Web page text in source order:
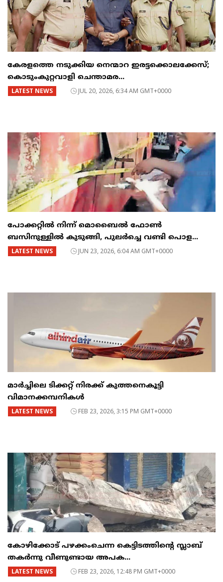
കേരളത്തെ നടുക്കിയ നെന്മാറ ഇരട്ടക്കൊലക്കേസ്;
കൊടുംകുറ്റവാളി ചെന്താമര...
LATEST NEWS JUL 20, 2026, 6:34 AM GMT+0000
പോക്കറ്റിൽ നിന്ന് മൊബൈൽ ഫോൺ
ബസിനുള്ളിൽ കുടുങ്ങി, പുലർച്ചെ വണ്ടി പൊള...
LATEST NEWS JUN 23, 2026, 6:04 AM GMT+0000
മാർച്ചിലെ ടിക്കറ്റ് നിരക്ക് കുത്തനെകൂട്ടി
വിമാനക്കമ്പനികൾ
LATEST NEWS FEB 23, 2026, 3:15 PM GMT+0000
കോഴിക്കോട് പഴക്കംചെന്ന കെട്ടിടത്തിന്റെ സ്ലാബ്
തകർന്നു വീണുണ്ടായ അപക...
LATEST NEWS FEB 23, 2026, 12:48 PM GMT+0000